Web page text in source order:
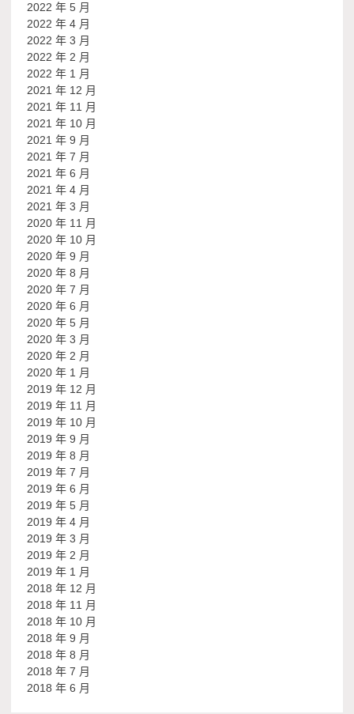
2022 年 5 月
2022 年 4 月
2022 年 3 月
2022 年 2 月
2022 年 1 月
2021 年 12 月
2021 年 11 月
2021 年 10 月
2021 年 9 月
2021 年 7 月
2021 年 6 月
2021 年 4 月
2021 年 3 月
2020 年 11 月
2020 年 10 月
2020 年 9 月
2020 年 8 月
2020 年 7 月
2020 年 6 月
2020 年 5 月
2020 年 3 月
2020 年 2 月
2020 年 1 月
2019 年 12 月
2019 年 11 月
2019 年 10 月
2019 年 9 月
2019 年 8 月
2019 年 7 月
2019 年 6 月
2019 年 5 月
2019 年 4 月
2019 年 3 月
2019 年 2 月
2019 年 1 月
2018 年 12 月
2018 年 11 月
2018 年 10 月
2018 年 9 月
2018 年 8 月
2018 年 7 月
2018 年 6 月